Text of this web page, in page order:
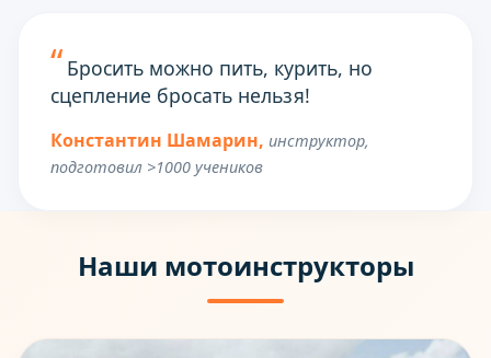
Бросить можно пить, курить, но
сцепление бросать нельзя!
Константин Шамарин, инструктор,
подготовил >1000 учеников
Наши мотоинструкторы